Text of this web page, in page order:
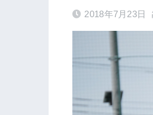
2018年7月23日